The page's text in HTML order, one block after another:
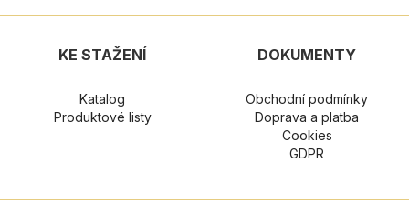
KE STAŽENÍ
Katalog
Produktové listy
DOKUMENTY
Obchodní podmínky
Doprava a platba
Cookies
GDPR